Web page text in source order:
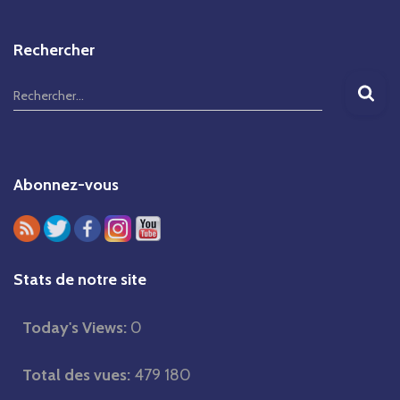
Rechercher
R
e
e
r
c
h
Rechercher…
Abonnez-vous
Stats de notre site
Today's Views: 0
Total des vues: 479 180